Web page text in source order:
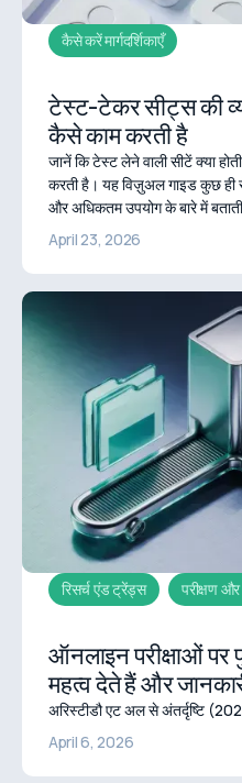
कैसे करें मार्गदर्शिकाएँ
टेस्ट-टेकर सीट्स की
कैसे काम करती है
जानें कि टेस्ट लेने वाली सीटें क्या
करती है। यह विज़ुअल गाइड कुछ ही
और अधिकतम उपयोग के बारे में
April 23, 2026
रिसर्च एंड ट्रेंड्स परीक्षण
ऑनलाइन परीक्षाओं पर
महत्व देते हैं और
अरिस्टीडौ एट अल से अंतर्दृष्टि
April 6, 2026